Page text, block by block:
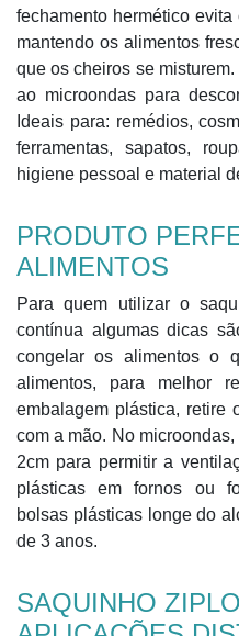
fechamento hermético
mantendo os alimentos
que os cheiros se
ao microondas para
Ideais para: remédios,
ferramentas, sapatos,
higiene pessoal e material
PRODUTO
ALIMENTOS
Para quem utilizar o
contínua algumas dicas
congelar os alimentos o
alimentos, para melhor
embalagem plástica, retire
com a mão. No
2cm para permitir a
plásticas em fornos ou
bolsas plásticas longe do
de 3 anos.
SAQUINHO